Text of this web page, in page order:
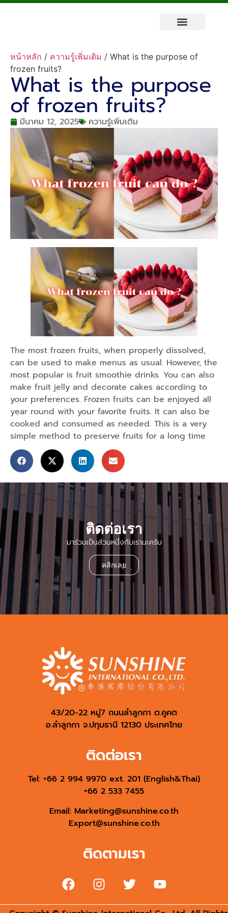
หน้าหลัก / ความรู้เพิ่มเติม / What is the purpose of
frozen fruits?
What is the purpose
of frozen fruits?
มีนาคม 12, 2025 ความรู้เพิ่มเติม
The most frozen fruits, when properly dissolved,
can be used to make menus as usual. However, the
most popular is fruit smoothie drinks. You can also
make fruit jelly and decorate cakes according to
your preferences. Frozen fruits can be enjoyed all
year round with your favorite fruits. It can also be
cooked and consumed as needed. This is a very
simple method to preserve fruits for a long time.
ติดต่อเรา
มาร่วมเป็นส่วนหนึ่งกับเรานะครับ
คลิกเลย
43/20-22 หมู่7 ถนนลำลูกกา ต.คูคต
อ.ลำลูกกา จ.ปทุมธานี 12130 ประเทศไทย
ติดต่อเรา
Tel: +66 2 994 9970 ext. 201 (English&Thai)
+66 2 533 7455
Email: Marketing@sunshine.co.th
Export@sunshine.co.th
ติดตามเรา